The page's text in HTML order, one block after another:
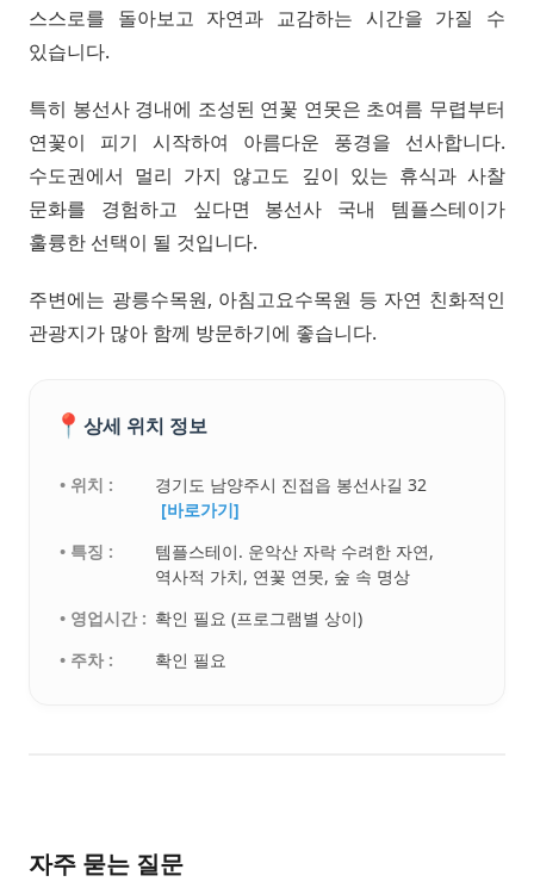
스스로를 돌아보고 자연과 교감하는 시간을 가질 수
있습니다.
특히 봉선사 경내에 조성된 연꽃 연못은 초여름 무렵부터
연꽃이 피기 시작하여 아름다운 풍경을 선사합니다.
수도권에서 멀리 가지 않고도 깊이 있는 휴식과 사찰
문화를 경험하고 싶다면 봉선사 국내 템플스테이가
훌륭한 선택이 될 것입니다.
주변에는 광릉수목원, 아침고요수목원 등 자연 친화적인
관광지가 많아 함께 방문하기에 좋습니다.
📍 상세 위치 정보
• 위치 :
경기도 남양주시 진접읍 봉선사길 32
[바로가기]
• 특징 :
템플스테이. 운악산 자락 수려한 자연,
역사적 가치, 연꽃 연못, 숲 속 명상
• 영업시간 : 확인 필요 (프로그램별 상이)
• 주차 :
확인 필요
자주 묻는 질문